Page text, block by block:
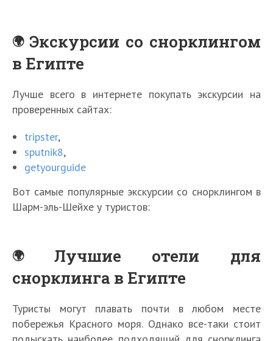
Экскурсии со снорклингом
в Египте
Лучше всего в интернете покупать экскурсии на
проверенных сайтах:
tripster,
sputnik8,
getyourguide
Вот самые популярные экскурсии со снорклингом в
Шарм-эль-Шейхе у туристов:
Лучшие отели для
снорклинга в Египте
Туристы могут плавать почти в любом месте
побережья Красного моря. Однако все-таки стоит